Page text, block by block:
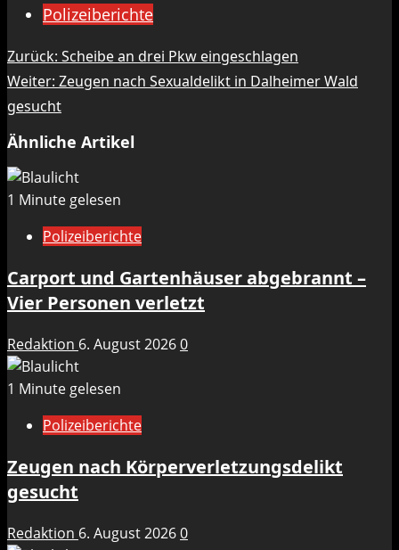
Polizeiberichte
Beitragsnavigation
Zurück: Scheibe an drei Pkw eingeschlagen
Weiter: Zeugen nach Sexualdelikt in Dalheimer Wald
gesucht
Ähnliche Artikel
1 Minute gelesen
Polizeiberichte
Carport und Gartenhäuser abgebrannt –
Vier Personen verletzt
Redaktion 6. August 20260
1 Minute gelesen
Polizeiberichte
Zeugen nach Körperverletzungsdelikt
gesucht
Redaktion 6. August 20260